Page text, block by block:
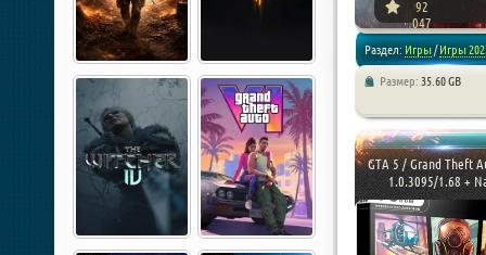
92
047
Раздел: Игры/Игры
от RG Механики
Размер: 35.60 GB
GTA 5 / Grand Theft
1.0.3095/1.68 +